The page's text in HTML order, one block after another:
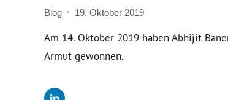
Blog 19. Oktober 2019
Am 14. Oktober 2019 haben Abhijit
Armut gewonnen.